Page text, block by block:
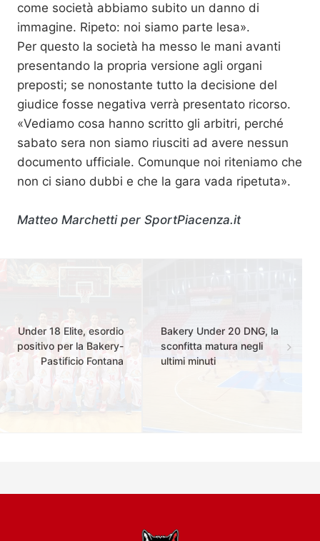
come società abbiamo subito un danno di
immagine. Ripeto: noi siamo parte lesa».
Per questo la società ha messo le mani avanti
presentando la propria versione agli organi
preposti; se nonostante tutto la decisione del
giudice fosse negativa verrà presentato ricorso.
«Vediamo cosa hanno scritto gli arbitri, perché
sabato sera non siamo riusciti ad avere nessun
documento ufficiale. Comunque noi riteniamo che
non ci siano dubbi e che la gara vada ripetuta».
Matteo Marchetti per SportPiacenza.it
Under 18 Elite, esordio
positivo per la Bakery-
Pastificio Fontana
Bakery Under 20 DNG, la
sconfitta matura negli
ultimi minuti